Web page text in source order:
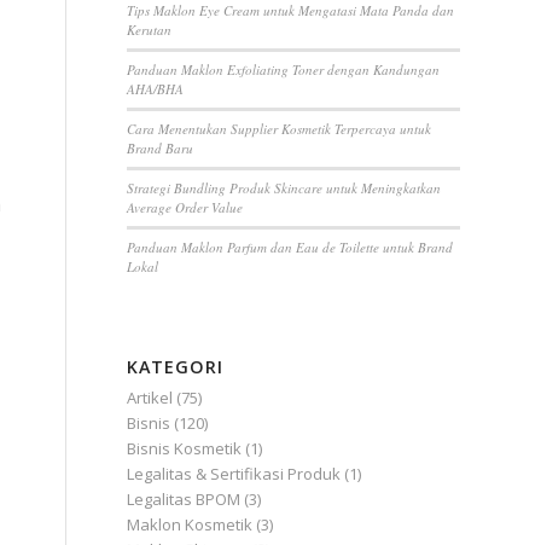
Tips Maklon Eye Cream untuk Mengatasi Mata Panda dan
Kerutan
Panduan Maklon Exfoliating Toner dengan Kandungan
AHA/BHA
Cara Menentukan Supplier Kosmetik Terpercaya untuk
Brand Baru
Strategi Bundling Produk Skincare untuk Meningkatkan
Average Order Value
Panduan Maklon Parfum dan Eau de Toilette untuk Brand
Lokal
KATEGORI
Artikel (75)
Bisnis (120)
Bisnis Kosmetik (1)
Legalitas & Sertifikasi Produk (1)
Legalitas BPOM (3)
Maklon Kosmetik (3)